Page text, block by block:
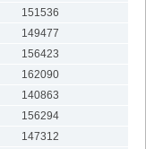
151536
149477
156423
162090
140863
156294
147312